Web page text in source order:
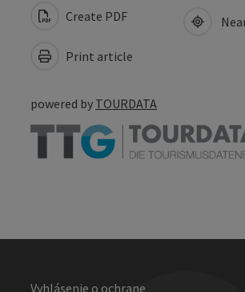
Create PDF
Print article
powered by TOURDATA
Vyhlásenie o ochrane